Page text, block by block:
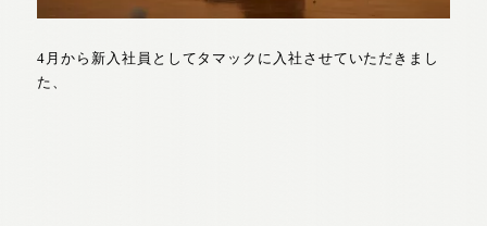
4月から新入社員としてタマックに入社させていただきまし
た、